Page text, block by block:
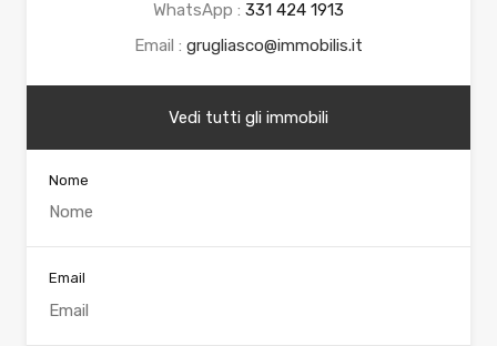
WhatsApp : 331 424 1913
Email : grugliasco@immobilis.it
Vedi tutti gli immobili
Nome
Email